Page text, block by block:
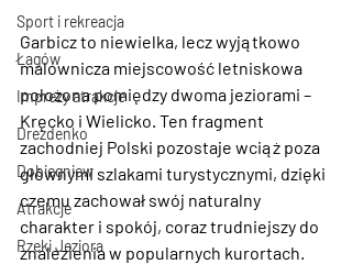
Sport i rekreacja
Łagów
Imprezy atrakcje
Drezdenko
Dobiegniew
Atrakcje
Rzeki Jeziora
Garbicz to niewielka, lecz wyjątkowo
malownicza miejscowość letniskowa
położona pomiędzy dwoma jeziorami –
Kręcko i Wielicko . Ten fragment
zachodniej Polski pozostaje wciąż poza
głównymi szlakami turystycznymi, dzięki
czemu zachował swój naturalny
charakter i spokój, coraz trudniejszy do
znalezienia w popularnych kurortach.